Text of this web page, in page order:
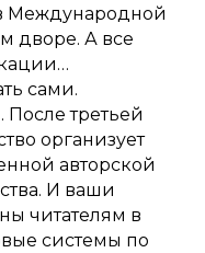
Международной
дворе. А все
сами.
третьей
организует
авторской
И ваши
читателям в
системы по